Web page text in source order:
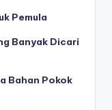
Pemula
Banyak Dicari
Bahan Pokok